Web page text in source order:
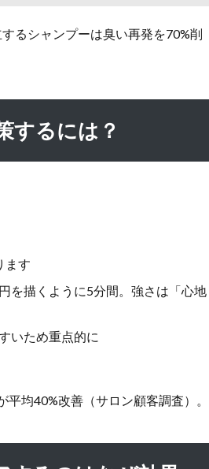
るシャンプーは臭い再発を70%削
するには？
ます
を描くように5分間。強さは「心地
いため重点的に
均40%改善（サロン顧客調査）。